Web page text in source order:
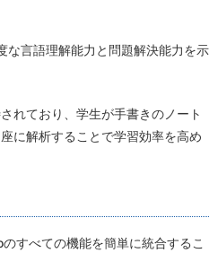
な言語理解能力と問題解決能力を示
れており、学生が手書きのノート
に解析することで学習効率を高め
すべての機能を簡単に統合するこ